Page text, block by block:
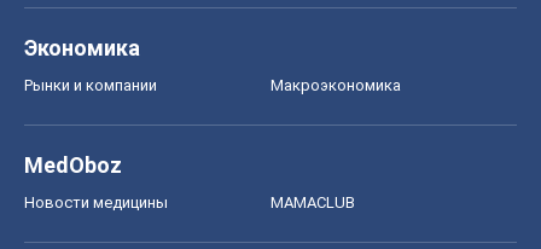
Экономика
Рынки и компании Mакроэкономика
MedOboz
Новости медицины MAMACLUB